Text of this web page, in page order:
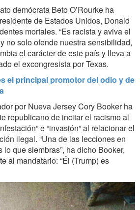
demócrata Beto O’Rourke ha
de Estados Unidos, Donald
mortales. “Es racista y aviva el
no solo ofende nuestra sensibilidad,
el carácter de este país y lleva a
el excongresista por Texas.
el principal promotor del odio y de
por Nueva Jersey Cory Booker ha
republicano de incitar el racismo al
e “invasión” al relacionar el
ilegal. “Una de las lecciones en
lo que siembras”, ha dicho Booker,
al mandatario: “Él (Trump) es